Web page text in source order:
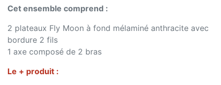
Cet ensemble comprend :
2 plateaux Fly Moon à fond mélaminé anthracite avec
bordure 2 fils
1 axe composé de 2 bras
Le + produit :